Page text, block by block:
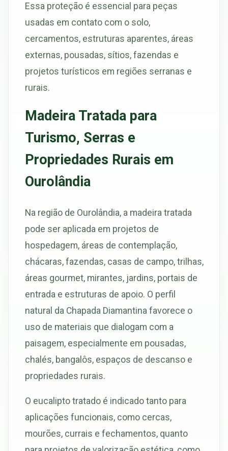
Essa proteção é essencial para peças
usadas em contato com o solo,
cercamentos, estruturas aparentes, áreas
externas, pousadas, sítios, fazendas e
projetos turísticos em regiões serranas e
rurais.
Madeira Tratada para
Turismo, Serras e
Propriedades Rurais em
Ourolândia
Na região de Ourolândia, a madeira tratada
pode ser aplicada em projetos de
hospedagem, áreas de contemplação,
chácaras, fazendas, casas de campo, trilhas,
áreas gourmet, mirantes, jardins, portais de
entrada e estruturas de apoio. O perfil
natural da Chapada Diamantina favorece o
uso de materiais que dialogam com a
paisagem, especialmente em pousadas,
chalés, bangalôs, espaços de descanso e
propriedades rurais.
O eucalipto tratado é indicado tanto para
aplicações funcionais, como cercas,
mourões, currais e fechamentos, quanto